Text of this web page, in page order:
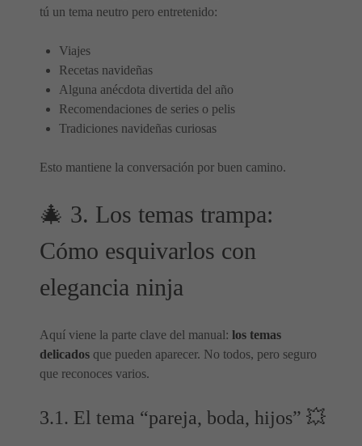
tú un tema neutro pero entretenido:
Viajes
Recetas navideñas
Alguna anécdota divertida del año
Recomendaciones de series o pelis
Tradiciones navideñas curiosas
Esto mantiene la conversación por buen camino.
🎄 3. Los temas trampa:
Cómo esquivarlos con
elegancia ninja
Aquí viene la parte clave del manual: los temas
delicados que pueden aparecer. No todos, pero seguro
que reconoces varios.
3.1. El tema “pareja, boda, hijos” 💥